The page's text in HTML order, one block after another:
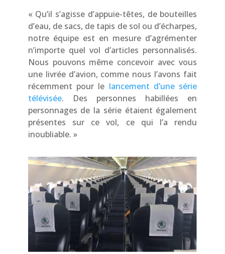
« Qu’il s’agisse d’appuie-têtes, de bouteilles
d’eau, de sacs, de tapis de sol ou d’écharpes,
notre équipe est en mesure d’agrémenter
n’importe quel vol d’articles personnalisés.
Nous pouvons même concevoir avec vous
une livrée d’avion, comme nous l’avons fait
récemment pour le lancement d’une série
télévisée. Des personnes habillées en
personnages de la série étaient également
présentes sur ce vol, ce qui l’a rendu
inoubliable. »